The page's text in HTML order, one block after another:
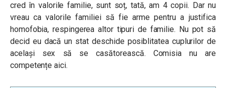
cred în valorile familie, sunt soț, tată, am 4 copii. Dar nu
vreau ca valorile familiei să fie arme pentru a justifica
homofobia, respingerea altor tipuri de familie. Nu pot să
decid eu dacă un stat deschide posiblitatea cuplurilor de
același sex să se casătorească. Comisia nu are
competențe aici.